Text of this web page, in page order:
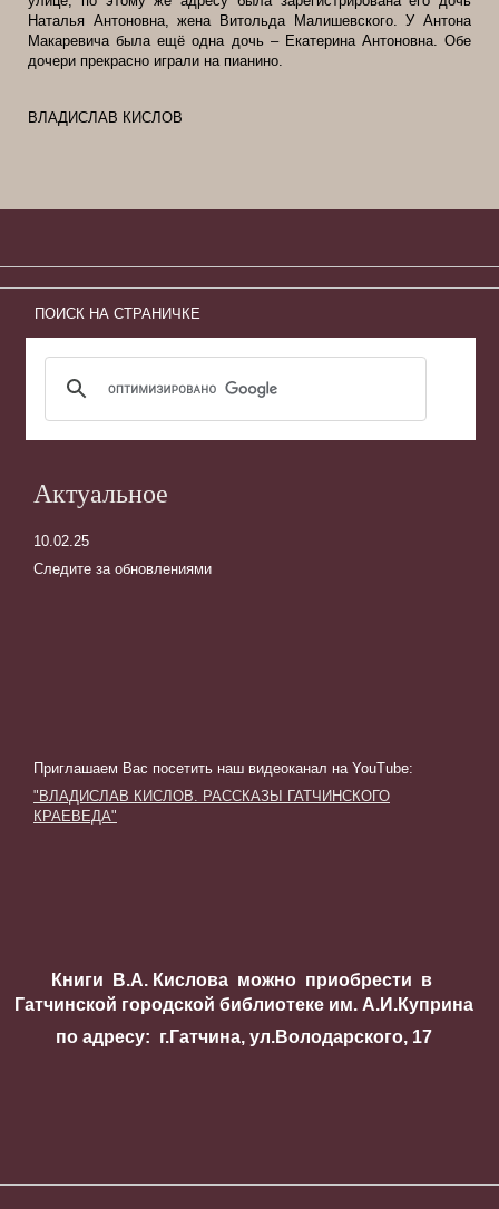
Наталья Антоновна, жена Витольда Малишевского. У Антона
Макаревича была ещё одна дочь – Екатерина Антоновна. Обе
дочери прекрасно играли на пианино.
ВЛАДИСЛАВ КИСЛОВ
ПОИСК НА СТРАНИЧКЕ
Актуальное
10.02.25
Следите за обновлениями
Приглашаем Вас посетить наш видеоканал на YouTube:
"ВЛАДИСЛАВ КИСЛОВ. РАССКАЗЫ ГАТЧИНСКОГО
КРАЕВЕДА"
Книги В.А. Кислова можно приобрести в
Гатчинской городской библиотеке им. А.И.Куприна
по адресу: г.Гатчина, ул.Володарского, 17